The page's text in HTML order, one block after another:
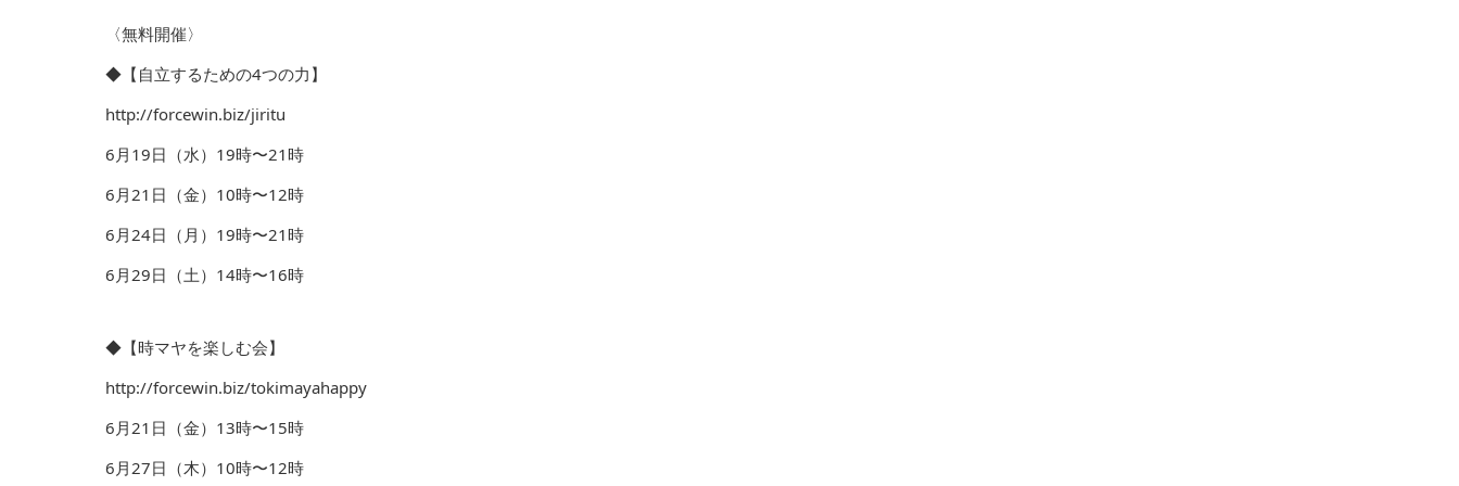
〈無料開催〉
◆【自立するための4つの力】
http://forcewin.biz/jiritu
6月19日（水）19時〜21時
6月21日（金）10時〜12時
6月24日（月）19時〜21時
6月29日（土）14時〜16時
◆【時マヤを楽しむ会】
http://forcewin.biz/tokimayahappy
6月21日（金）13時〜15時
6月27日（木）10時〜12時